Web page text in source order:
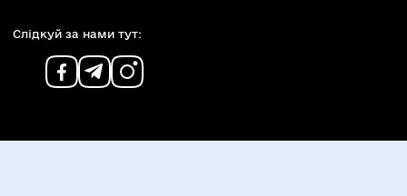
Слiдкуй за нами тут: